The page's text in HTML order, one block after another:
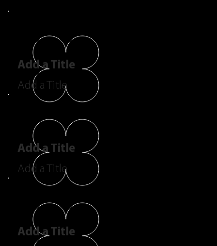
Add a Title
Add a Title
Add a Title
Add a Title
Add a Title